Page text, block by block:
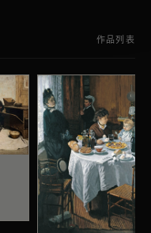
作品列表